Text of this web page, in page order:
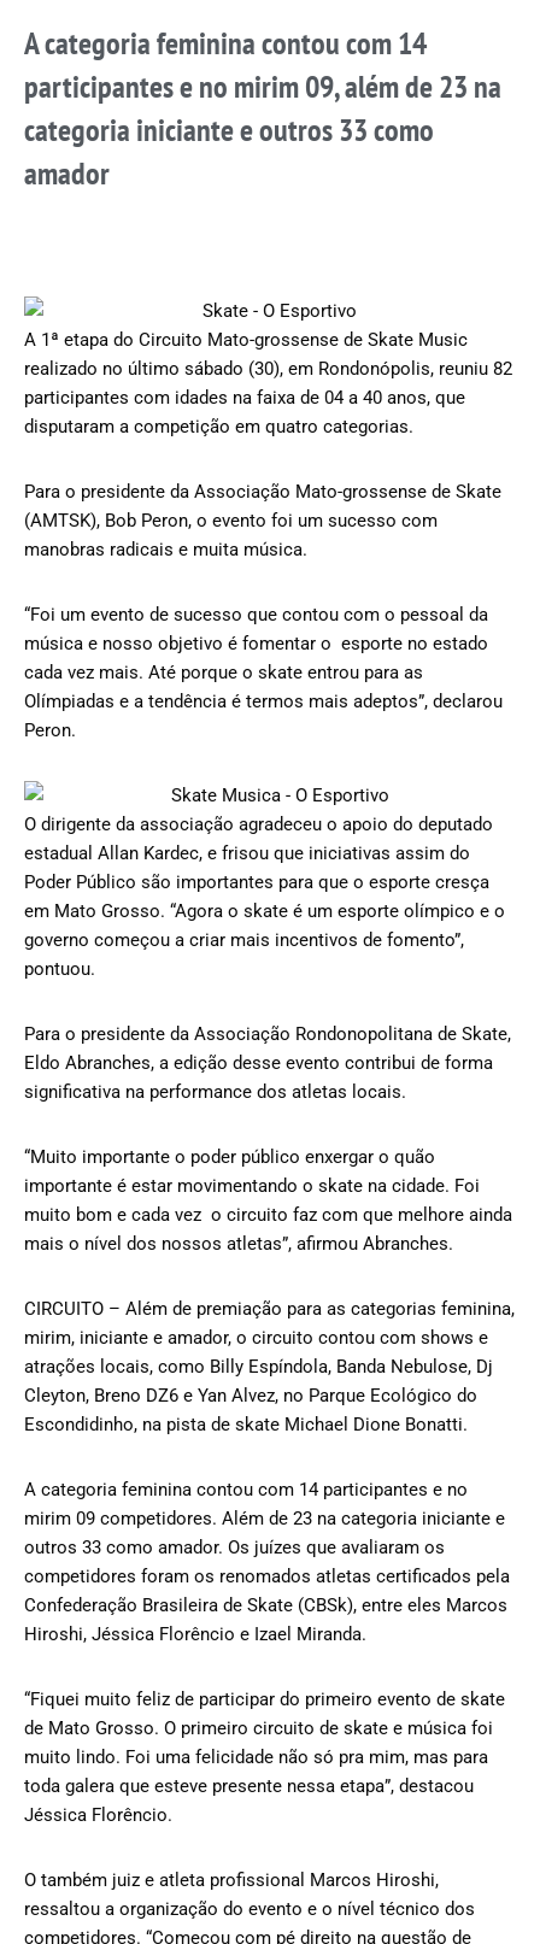
A categoria feminina contou com 14
participantes e no mirim 09, além de 23 na
categoria iniciante e outros 33 como
amador
A 1ª etapa do Circuito Mato-grossense de Skate Music
realizado no último sábado (30), em Rondonópolis, reuniu 82
participantes com idades na faixa de 04 a 40 anos, que
disputaram a competição em quatro categorias.
Para o presidente da Associação Mato-grossense de Skate
(AMTSK), Bob Peron, o evento foi um sucesso com
manobras radicais e muita música.
“Foi um evento de sucesso que contou com o pessoal da
música e nosso objetivo é fomentar o esporte no estado
cada vez mais. Até porque o skate entrou para as
Olímpiadas e a tendência é termos mais adeptos”, declarou
Peron.
O dirigente da associação agradeceu o apoio do deputado
estadual Allan Kardec, e frisou que iniciativas assim do
Poder Público são importantes para que o esporte cresça
em Mato Grosso. “Agora o skate é um esporte olímpico e o
governo começou a criar mais incentivos de fomento”,
pontuou.
Para o presidente da Associação Rondonopolitana de Skate,
Eldo Abranches, a edição desse evento contribui de forma
significativa na performance dos atletas locais.
“Muito importante o poder público enxergar o quão
importante é estar movimentando o skate na cidade. Foi
muito bom e cada vez o circuito faz com que melhore ainda
mais o nível dos nossos atletas”, afirmou Abranches.
CIRCUITO – Além de premiação para as categorias feminina,
mirim, iniciante e amador, o circuito contou com shows e
atrações locais, como Billy Espíndola, Banda Nebulose, Dj
Cleyton, Breno DZ6 e Yan Alvez, no Parque Ecológico do
Escondidinho, na pista de skate Michael Dione Bonatti.
A categoria feminina contou com 14 participantes e no
mirim 09 competidores. Além de 23 na categoria iniciante e
outros 33 como amador. Os juízes que avaliaram os
competidores foram os renomados atletas certificados pela
Confederação Brasileira de Skate (CBSk), entre eles Marcos
Hiroshi, Jéssica Florêncio e Izael Miranda.
“Fiquei muito feliz de participar do primeiro evento de skate
de Mato Grosso. O primeiro circuito de skate e música foi
muito lindo. Foi uma felicidade não só pra mim, mas para
toda galera que esteve presente nessa etapa”, destacou
Jéssica Florêncio.
O também juiz e atleta profissional Marcos Hiroshi,
ressaltou a organização do evento e o nível técnico dos
competidores. “Começou com pé direito na questão de